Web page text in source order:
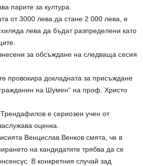
парите за култура.
от 3000 лева да стане 2 000 лева, е
лева да бъдат разпределени като
за обсъждане на следваща сесия
провокира докладната за присъждане
на Шумен“ на проф. Христо
е сериозен учен от
оценка.
Венцислав Венков смята, че в
на кандидатите трябва да се
В конкретния случай зад